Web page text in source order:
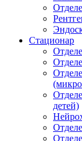
Стационар
детей)